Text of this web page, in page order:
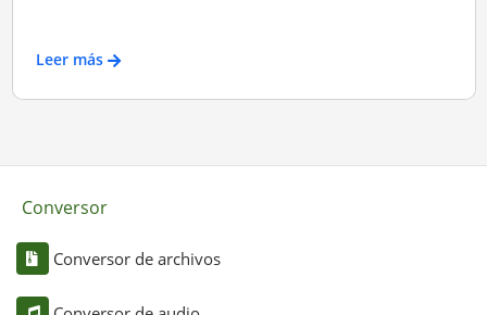
Leer más
Conversor
Conversor de archivos